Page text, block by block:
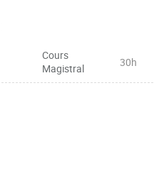
Cours
Magistral
30h